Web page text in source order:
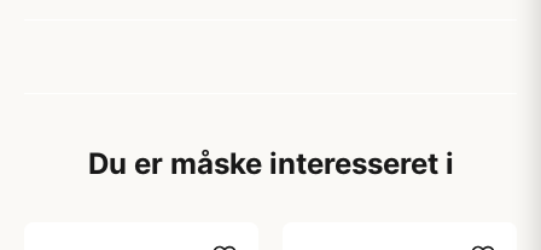
Du er måske interesseret i